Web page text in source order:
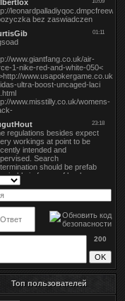
200
Топ пользователей